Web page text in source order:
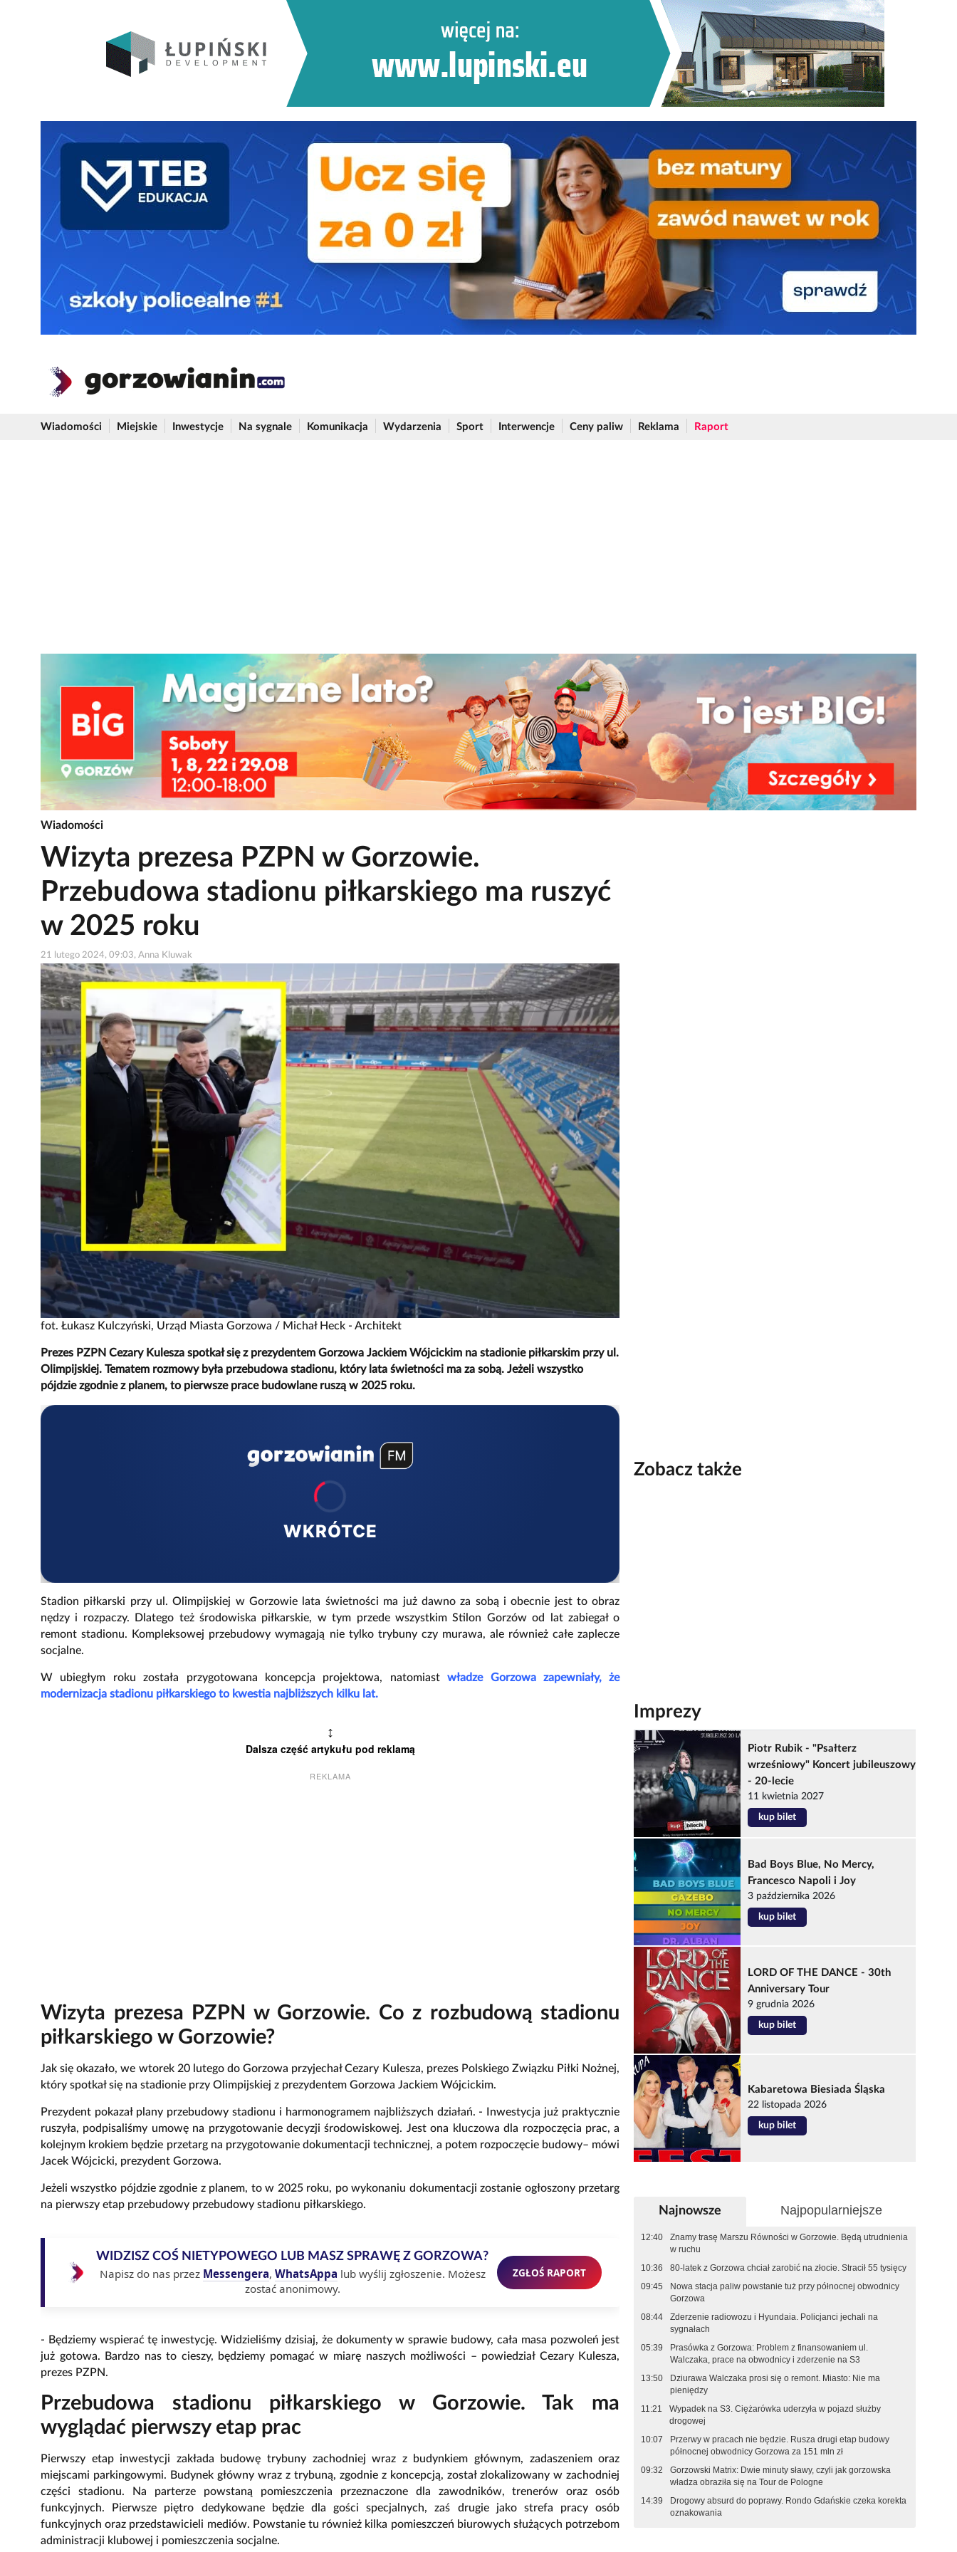
Wiadomości Miejskie Inwestycje Na sygnale Komunikacja Wydarzenia Sport Interwencje Ceny paliw Reklama Raport
Wiadomości
Wizyta prezesa PZPN w Gorzowie.
Przebudowa stadionu piłkarskiego ma ruszyć
w 2025 roku
21 lutego 2024, 09:03, Anna Kluwak
fot. Łukasz Kulczyński, Urząd Miasta Gorzowa / Michał Heck - Architekt
Prezes PZPN Cezary Kulesza spotkał się z prezydentem Gorzowa Jackiem Wójcickim na stadionie piłkarskim przy ul.
Olimpijskiej. Tematem rozmowy była przebudowa stadionu, który lata świetności ma za sobą. Jeżeli wszystko
pójdzie zgodnie z planem, to pierwsze prace budowlane ruszą w 2025 roku.
WKRÓTCE
Stadion piłkarski przy ul. Olimpijskiej w Gorzowie lata świetności ma już dawno za sobą i obecnie jest to obraz
nędzy i rozpaczy. Dlatego też środowiska piłkarskie, w tym przede wszystkim Stilon Gorzów od lat zabiegał o
remont stadionu. Kompleksowej przebudowy wymagają nie tylko trybuny czy murawa, ale również całe zaplecze
socjalne.
W ubiegłym roku została przygotowana koncepcja projektowa, natomiastwładze Gorzowa zapewniały, że
modernizacja stadionu piłkarskiego to kwestia najbliższych kilku lat.
↕
Dalsza część artykułu pod reklamą
REKLAMA
Wizyta prezesa PZPN w Gorzowie. Co z rozbudową stadionu
piłkarskiego w Gorzowie?
Jak się okazało, we wtorek 20 lutego do Gorzowa przyjechał Cezary Kulesza, prezes Polskiego Związku Piłki Nożnej,
który spotkał się na stadionie przy Olimpijskiej z prezydentem Gorzowa Jackiem Wójcickim.
Prezydent pokazał plany przebudowy stadionu i harmonogramem najbliższych działań. - Inwestycja już praktycznie
ruszyła, podpisaliśmy umowę na przygotowanie decyzji środowiskowej. Jest ona kluczowa dla rozpoczęcia prac, a
kolejnym krokiem będzie przetarg na przygotowanie dokumentacji technicznej, a potem rozpoczęcie budowy– mówi
Jacek Wójcicki, prezydent Gorzowa.
Jeżeli wszystko pójdzie zgodnie z planem, to w 2025 roku, po wykonaniu dokumentacji zostanie ogłoszony przetarg
na pierwszy etap przebudowy przebudowy stadionu piłkarskiego.
WIDZISZ COŚ NIETYPOWEGO LUB MASZ SPRAWĘ Z GORZOWA?
Napisz do nas przez Messengera, WhatsAppa lub wyślij zgłoszenie. Możesz
zostać anonimowy.
ZGŁOŚ RAPORT
- Będziemy wspierać tę inwestycję. Widzieliśmy dzisiaj, że dokumenty w sprawie budowy, cała masa pozwoleń jest
już gotowa. Bardzo nas to cieszy, będziemy pomagać w miarę naszych możliwości – powiedział Cezary Kulesza,
prezes PZPN.
Przebudowa stadionu piłkarskiego w Gorzowie. Tak ma
wyglądać pierwszy etap prac
Pierwszy etap inwestycji zakłada budowę trybuny zachodniej wraz z budynkiem głównym, zadaszeniem oraz
miejscami parkingowymi. Budynek główny wraz z trybuną, zgodnie z koncepcją, został zlokalizowany w zachodniej
części stadionu. Na parterze powstaną pomieszczenia przeznaczone dla zawodników, trenerów oraz osób
funkcyjnych. Pierwsze piętro dedykowane będzie dla gości specjalnych, zaś drugie jako strefa pracy osób
funkcyjnych oraz przedstawicieli mediów. Powstanie tu również kilka pomieszczeń biurowych służących potrzebom
administracji klubowej i pomieszczenia socjalne.
Zobacz także
Imprezy
Piotr Rubik - "Psałterz
wrześniowy" Koncert jubileuszowy
- 20-lecie
11 kwietnia 2027
kup bilet
Bad Boys Blue, No Mercy,
Francesco Napoli i Joy
3 października 2026
kup bilet
LORD OF THE DANCE - 30th
Anniversary Tour
9 grudnia 2026
kup bilet
Kabaretowa Biesiada Śląska
22 listopada 2026
kup bilet
Najnowsze Najpopularniejsze
12:40
Znamy trasę Marszu Równości w Gorzowie. Będą utrudnienia
w ruchu
10:36
80-latek z Gorzowa chciał zarobić na złocie. Stracił 55 tysięcy
09:45
Nowa stacja paliw powstanie tuż przy północnej obwodnicy
Gorzowa
08:44
Zderzenie radiowozu i Hyundaia. Policjanci jechali na
sygnałach
05:39
Prasówka z Gorzowa: Problem z finansowaniem ul.
Walczaka, prace na obwodnicy i zderzenie na S3
13:50
Dziurawa Walczaka prosi się o remont. Miasto: Nie ma
pieniędzy
11:21
Wypadek na S3. Ciężarówka uderzyła w pojazd służby
drogowej
10:07
Przerwy w pracach nie będzie. Rusza drugi etap budowy
północnej obwodnicy Gorzowa za 151 mln zł
09:32
Gorzowski Matrix: Dwie minuty sławy, czyli jak gorzowska
władza obraziła się na Tour de Pologne
14:39
Drogowy absurd do poprawy. Rondo Gdańskie czeka korekta
oznakowania